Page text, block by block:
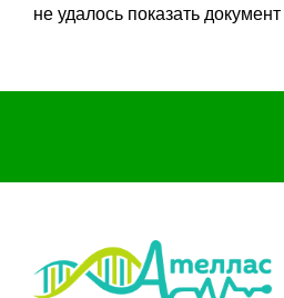
не удалось показать документ